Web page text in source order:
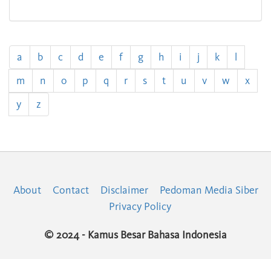
a b c d e f g h i j k
l
m
n o p q r s t u v w
x
y
z
About Contact Disclaimer
Pedoman Media Siber
Privacy Policy
© 2024 - Kamus Besar Bahasa Indonesia